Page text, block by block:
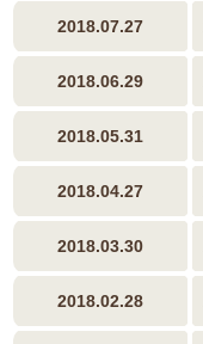
2018.07.27
2018.06.29
2018.05.31
2018.04.27
2018.03.30
2018.02.28